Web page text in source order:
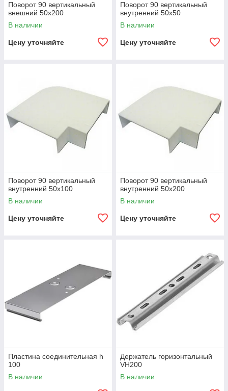
Поворот 90 вертикальный
внешний 50х200
В наличии
Цену уточняйте
Поворот 90 вертикальный
внутренний 50х50
В наличии
Цену уточняйте
Поворот 90 вертикальный
внутренний 50х100
В наличии
Цену уточняйте
Поворот 90 вертикальный
внутренний 50х200
В наличии
Цену уточняйте
Пластина соединительная h
100
В наличии
Держатель горизонтальный
VH200
В наличии